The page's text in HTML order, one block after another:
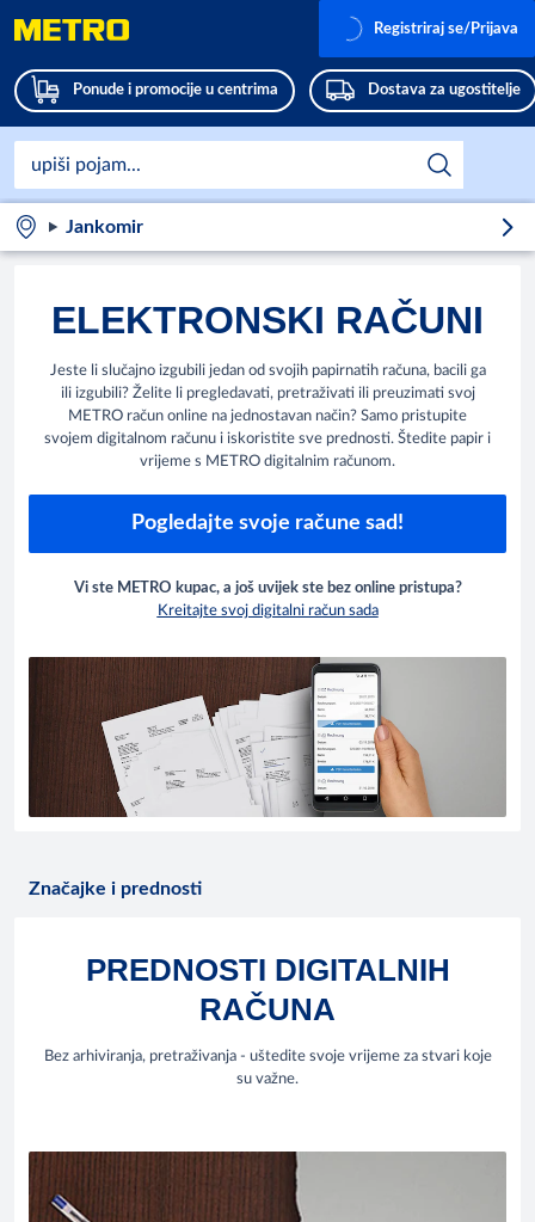
Ponude i promocije u centrima Dostava za ugostitelje
Registriraj se/Prijava
Jankomir
ELEKTRONSKI RAČUNI
Jeste li slučajno izgubili jedan od svojih papirnatih računa, bacili ga
ili izgubili? Želite li pregledavati, pretraživati ili preuzimati svoj
METRO račun online na jednostavan način? Samo pristupite
svojem digitalnom računu i iskoristite sve prednosti. Štedite papir i
vrijeme s METRO digitalnim računom.
Pogledajte svoje račune sad!
Vi ste METRO kupac, a još uvijek ste bez online pristupa?
Kreitajte svoj digitalni račun sada
Značajke i prednosti
PREDNOSTI DIGITALNIH
RAČUNA
Bez arhiviranja, pretraživanja - uštedite svoje vrijeme za stvari koje
su važne.